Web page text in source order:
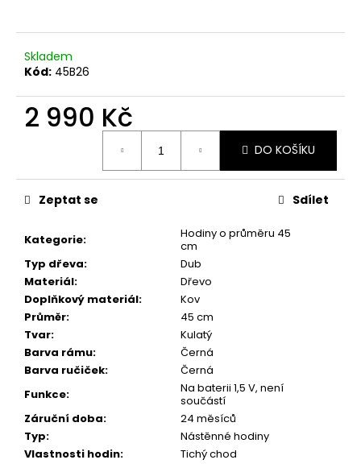
Skladem
Kód: 45B26
2 990 Kč
DO KOŠÍKU
Kategorie:
Hodiny o průměru 45
cm
Typ dřeva:
Dub
Materiál:
Dřevo
Doplňkový materiál:
Kov
Průměr:
45 cm
Tvar:
Kulatý
Barva rámu:
Černá
Barva ručiček:
Černá
Funkce:
Na baterii 1,5 V, není
součástí
Záruční doba:
24 měsíců
Typ:
Nástěnné hodiny
Vlastnosti hodin: Tichý chod
Zeptat se Sdílet
j
?
D
o
p
o
u
u
e
m
e